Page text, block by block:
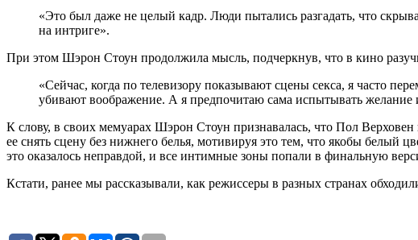
«Это был даже не целый кадр. Люди пытались разгадать, что
на интриге».
При этом Шэрон Стоун продолжила мысль, подчеркнув, что в кино
«Сейчас, когда по телевизору показывают сцены секса, я часто
убивают воображение. А я предпочитаю сама испытывать желание
К слову, в своих мемуарах Шэрон Стоун признавалась, что Пол
ее снять сцену без нижнего белья, мотивируя это тем, что якобы белый
это оказалось неправдой, и все интимные зоны попали в финальную
Кстати, ранее мы рассказывали, как режиссеры в разных странах